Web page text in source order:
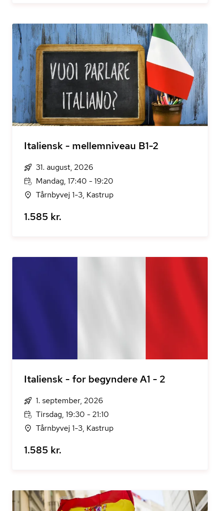
Italiensk - mellemniveau B1-2
31. august, 2026
Mandag, 17:40 - 19:20
Tårnbyvej 1-3, Kastrup
1.585 kr.
Italiensk - for begyndere A1 - 2
1. september, 2026
Tirsdag, 19:30 - 21:10
Tårnbyvej 1-3, Kastrup
1.585 kr.